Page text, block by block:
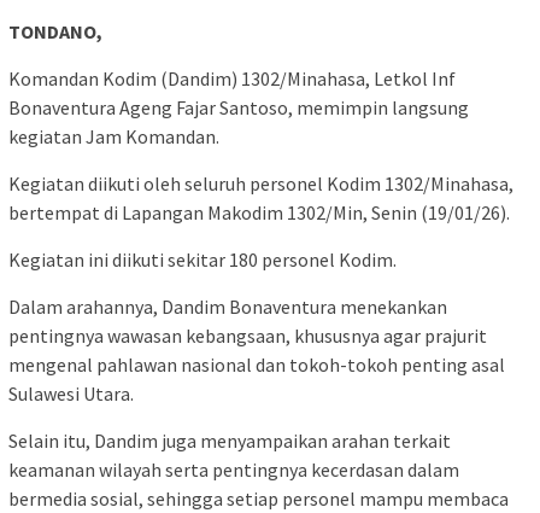
TONDANO,
Komandan Kodim (Dandim) 1302/Minahasa, Letkol Inf
Bonaventura Ageng Fajar Santoso, memimpin langsung
kegiatan Jam Komandan.
Kegiatan diikuti oleh seluruh personel Kodim 1302/Minahasa,
bertempat di Lapangan Makodim 1302/Min, Senin (19/01/26).
Kegiatan ini diikuti sekitar 180 personel Kodim.
Dalam arahannya, Dandim Bonaventura menekankan
pentingnya wawasan kebangsaan, khususnya agar prajurit
mengenal pahlawan nasional dan tokoh-tokoh penting asal
Sulawesi Utara.
Selain itu, Dandim juga menyampaikan arahan terkait
keamanan wilayah serta pentingnya kecerdasan dalam
bermedia sosial, sehingga setiap personel mampu membaca